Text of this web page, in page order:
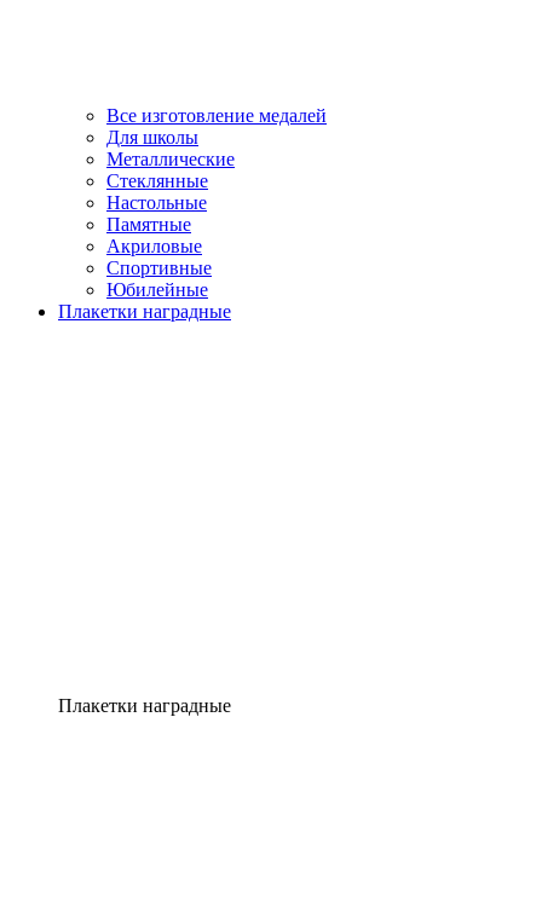
Все изготовление медалей
Для школы
Металлические
Стеклянные
Настольные
Памятные
Акриловые
Спортивные
Юбилейные
Плакетки наградные
Плакетки наградные